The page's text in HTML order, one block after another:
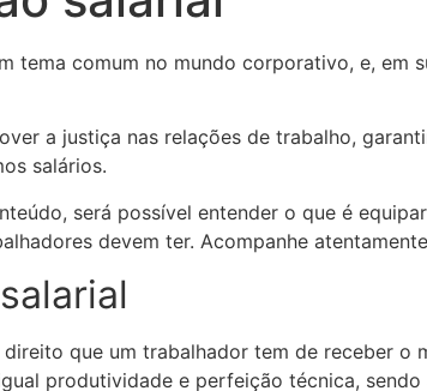
tema comum no mundo corporativo, e, em
a justiça nas relações de trabalho,
salários.
será possível entender o que é
devem ter. Acompanhe
que um trabalhador tem de receber o
produtividade e perfeição técnica,